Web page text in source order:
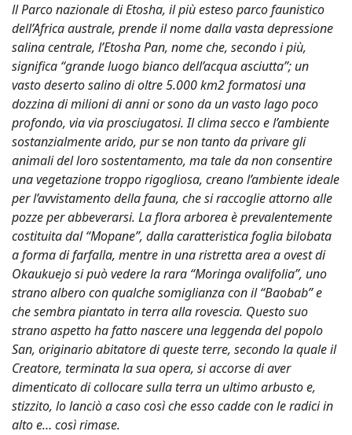
ll Parco nazionale di Etosha, il più esteso parco faunistico
dell’Africa australe, prende il nome dalla vasta depressione
salina centrale, l’Etosha Pan, nome che, secondo i più,
significa “grande luogo bianco dell’acqua asciutta”; un
vasto deserto salino di oltre 5.000 km2 formatosi una
dozzina di milioni di anni or sono da un vasto lago poco
profondo, via via prosciugatosi. Il clima secco e l’ambiente
sostanzialmente arido, pur se non tanto da privare gli
animali del loro sostentamento, ma tale da non consentire
una vegetazione troppo rigogliosa, creano l’ambiente ideale
per l’avvistamento della fauna, che si raccoglie attorno alle
pozze per abbeverarsi. La flora arborea è prevalentemente
costituita dal “Mopane”, dalla caratteristica foglia bilobata
a forma di farfalla, mentre in una ristretta area a ovest di
Okaukuejo si può vedere la rara “Moringa ovalifolia”, uno
strano albero con qualche somiglianza con il “Baobab” e
che sembra piantato in terra alla rovescia. Questo suo
strano aspetto ha fatto nascere una leggenda del popolo
San, originario abitatore di queste terre, secondo la quale il
Creatore, terminata la sua opera, si accorse di aver
dimenticato di collocare sulla terra un ultimo arbusto e,
stizzito, lo lanciò a caso così che esso cadde con le radici in
alto e… così rimase.